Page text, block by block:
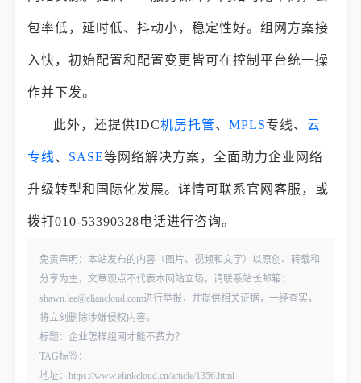
包率低，延时低、抖动小，稳定性好。组网方案接
入快，初始配置和配置变更皆可在控制平台统一操
作并下发。
此外，还提供IDC机房托管、MPLS专线、云
专线、 SASE等网络解决方案，全面助力企业网络
升级转型和国际化发展。详情可联系官网客服，或
拨打010-53390328电话进行咨询。
免责声明：本站发布的内容（图片、视频和文字）以原创、转载和
分享为主，文章观点不代表本网站立场，请联系站长邮箱：
shawn.lee@eliancloud.com进行举报，并提供相关证据，一经查实，
将立刻删除涉嫌侵权内容。
标题：企业怎样组网才能不费力？
TAG标签：
地址：https://www.elinkcloud.cn/article/1356.html